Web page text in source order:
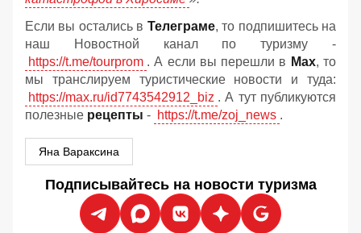
Если вы остались в Телеграме, то подпишитесь на
наш Новостной канал по туризму -
https://t.me/tourprom . А если вы перешли в Мах, то
мы транслируем туристические новости и туда:
https://max.ru/id7743542912_biz . А тут публикуются
полезные рецепты - https://t.me/zoj_news .
Яна Вараксина
Подписывайтесь на новости туризма